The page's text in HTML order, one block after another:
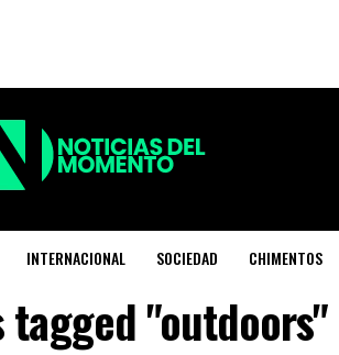
INTERNACIONAL SOCIEDAD CHIMENTOS
tagged "outdoors"